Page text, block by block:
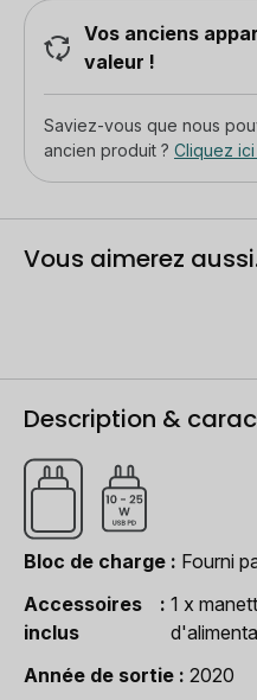
Vos anciens
valeur !
Saviez-vous que nous
ancien produit ? Cliquez
Vous aimerez
Description &
Bloc de charge
Fourni
Accessoires
inclus
1 x
Année de sortie
2020